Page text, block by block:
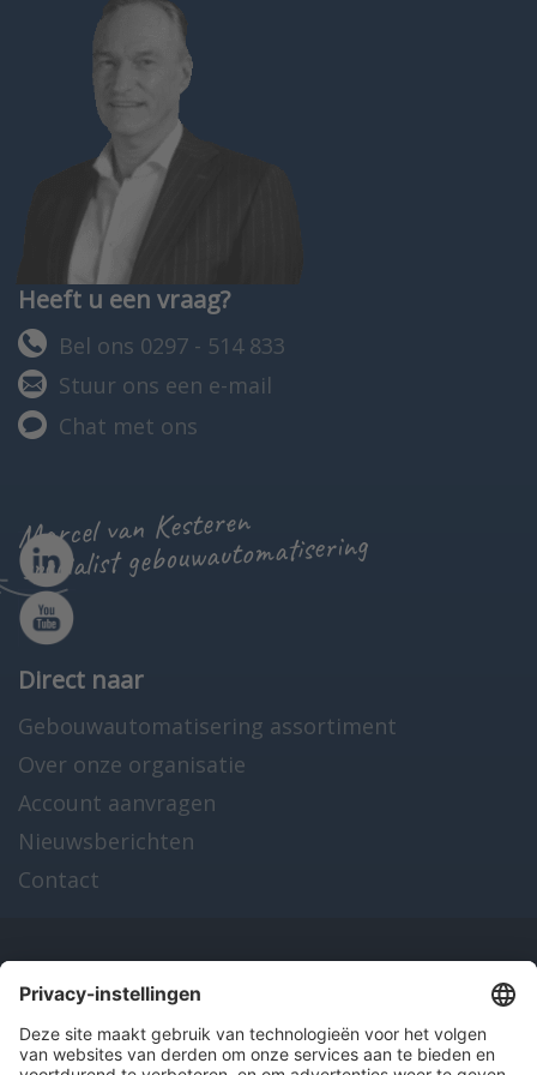
Heeft u een vraag?
Bel ons 0297 - 514 833
Stuur ons een e-mail
Chat met ons
Marcel van Kesteren
specialist gebouwautomatisering
Direct naar
Gebouwautomatisering assortiment
Over onze organisatie
Account aanvragen
Nieuwsberichten
Contact
Onze producten
en diensten
Over Hitma